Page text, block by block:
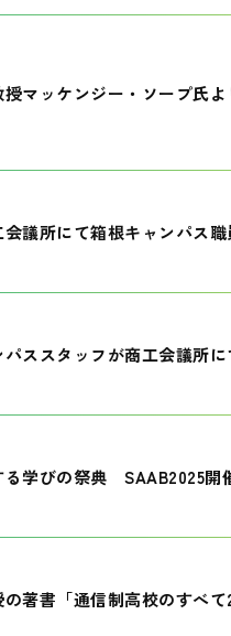
マッケンジー・ソープ氏
議所にて箱根キャンパス
ススタッフが商工会議所
る学びの祭典 SAAB2025開
著書「通信制高校のすべ